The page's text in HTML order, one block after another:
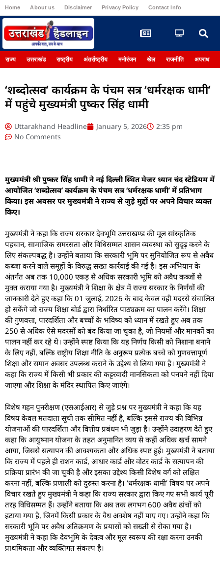
Home About us Disclaimer Privacy Policy Contact Info
राज्य उत्तराखंड राष्ट्रीय अंतर्राष्ट्रीय मनोरंजन खेल राजनीति अपराध
‘शब्दोत्सव’ कार्यक्रम के पंचम सत्र ‘धर्मरक्षक धामी’
में पहुंचे मुख्यमंत्री पुष्कर सिंह धामी
Uttarakhand Headline January 5, 2026
2:35 pm
No Comments
मुख्यमंत्री श्री पुष्कर सिंह धामी ने नई दिल्ली स्थित मेजर ध्यान चंद स्टेडियम में
आयोजित ‘शब्दोत्सव’ कार्यक्रम के पंचम सत्र ‘धर्मरक्षक धामी’ में प्रतिभाग
किया। इस अवसर पर मुख्यमंत्री ने राज्य से जुड़े मुद्दों पर अपने विचार व्यक्त
किए।
मुख्यमंत्री ने कहा कि राज्य सरकार देवभूमि उत्तराखण्ड की मूल सांस्कृतिक
पहचान, सामाजिक समरसता और विधिसम्मत शासन व्यवस्था को सुदृढ़ करने के
लिए संकल्पबद्ध है। उन्होंने बताया कि सरकारी भूमि पर सुनियोजित रूप से अवैध
कब्जा करने वाले समूहों के विरुद्ध सख्त कार्रवाई की गई है। इस अभियान के
अंतर्गत अब तक 10,000 एकड़ से अधिक सरकारी भूमि को अवैध कब्जों से
मुक्त कराया गया है। मुख्यमंत्री ने शिक्षा के क्षेत्र में राज्य सरकार के निर्णयों की
जानकारी देते हुए कहा कि 01 जुलाई, 2026 के बाद केवल वही मदरसे संचालित
हो सकेंगे जो राज्य शिक्षा बोर्ड द्वारा निर्धारित पाठ्यक्रम का पालन करेंगे। शिक्षा
की गुणवत्ता, पारदर्शिता और बच्चों के भविष्य को ध्यान में रखते हुए अब तक
250 से अधिक ऐसे मदरसों को बंद किया जा चुका है, जो नियमों और मानकों का
पालन नहीं कर रहे थे। उन्होंने स्पष्ट किया कि यह निर्णय किसी को निशाना बनाने
के लिए नहीं, बल्कि राष्ट्रीय शिक्षा नीति के अनुरूप प्रत्येक बच्चे को गुणवत्तापूर्ण
शिक्षा और समान अवसर उपलब्ध कराने के उद्देश्य से लिया गया है। मुख्यमंत्री ने
कहा कि राज्य में किसी भी प्रकार की कट्टरवादी मानसिकता को पनपने नहीं दिया
जाएगा और शिक्षा के मंदिर स्थापित किए जाएंगे।
विशेष गहन पुनरीक्षण (एसआईआर) से जुड़े प्रश्न पर मुख्यमंत्री ने कहा कि यह
विषय केवल मतदाता सूची तक सीमित नहीं है, बल्कि इससे राज्य की विभिन्न
योजनाओं की पारदर्शिता और वित्तीय प्रबंधन भी जुड़ा है। उन्होंने उदाहरण देते हुए
कहा कि आयुष्मान योजना के तहत अनुमानित व्यय से कहीं अधिक खर्च सामने
आया, जिससे सत्यापन की आवश्यकता और अधिक स्पष्ट हुई। मुख्यमंत्री ने बताया
कि राज्य में पहले ही राशन कार्ड, आधार कार्ड और वोटर कार्ड के सत्यापन की
प्रक्रिया प्रारंभ की जा चुकी है और इसका उद्देश्य किसी विशेष वर्ग को लक्षित
करना नहीं, बल्कि प्रणाली को दुरुस्त करना है। ‘धर्मरक्षक धामी’ विषय पर अपने
विचार रखते हुए मुख्यमंत्री ने कहा कि राज्य सरकार द्वारा किए गए सभी कार्य पूरी
तरह विधिसम्मत हैं। उन्होंने बताया कि अब तक लगभग 600 अवैध ढांचों को
हटाया गया है, जिनमें किसी प्रकार के वैध अवशेष नहीं पाए गए। उन्होंने कहा कि
सरकारी भूमि पर अवैध अतिक्रमण के प्रयासों को सख्ती से रोका गया है।
मुख्यमंत्री ने कहा कि देवभूमि के देवत्व और मूल स्वरूप की रक्षा करना उनकी
प्राथमिकता और व्यक्तिगत संकल्प है।